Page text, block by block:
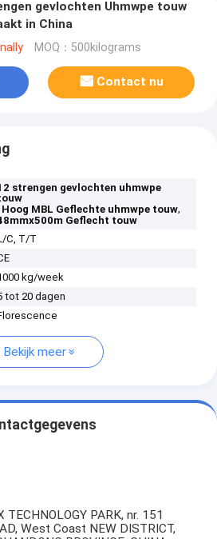
gevlochten Uhmwpe touw
in China
MOQ：500kilograms
Contact nu
strengen gevlochten uhmwpe
Hoog MBL Geflechte uhmwpe touw,
Geflecht touw
C, T/T
kg/week
tot 20 dagen
Bekijk meer
PARK, nr. 151
West Coast NEW DISTRICT,